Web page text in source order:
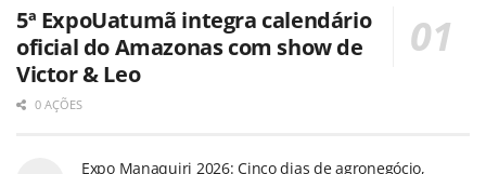
5ª ExpoUatumã integra calendário
oficial do Amazonas com show de
Victor & Leo
0 AÇÕES
Expo Manaquiri 2026: Cinco dias de agronegócio,